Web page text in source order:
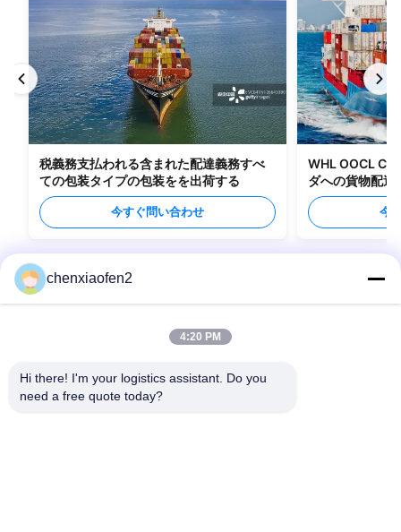
税義務支払われる含まれた配達義務すべ
ての包装タイプの包装をを出荷する
今すぐ問い合わせ
WHL OOCL
ダへの貨物配送
今
chenxiaofen2
4:20 PM
Hi there! I'm your logistics assistant. Do you
need a free quote today?